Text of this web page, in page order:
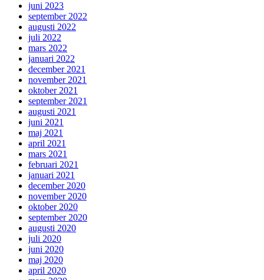
juni 2023
september 2022
augusti 2022
juli 2022
mars 2022
januari 2022
december 2021
november 2021
oktober 2021
september 2021
augusti 2021
juni 2021
maj 2021
april 2021
mars 2021
februari 2021
januari 2021
december 2020
november 2020
oktober 2020
september 2020
augusti 2020
juli 2020
juni 2020
maj 2020
april 2020